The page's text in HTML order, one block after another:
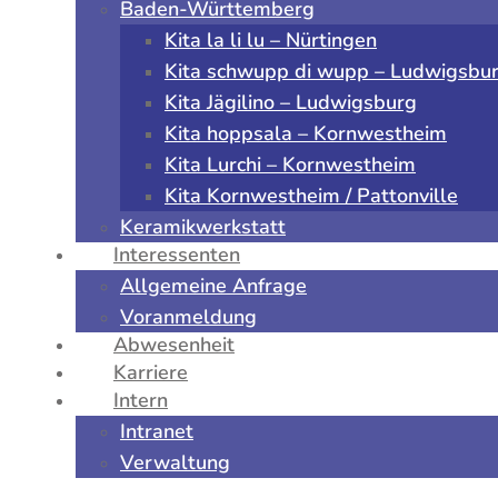
Baden-Württemberg
Kita la li lu – Nürtingen
Kita schwupp di wupp –
Kita Jägilino – Ludwigsburg
Kita hoppsala – Kornwestheim
Kita Lurchi – Kornwestheim
Kita Kornwestheim / Pattonville
Keramikwerkstatt
Interessenten
Allgemeine Anfrage
Voranmeldung
Abwesenheit
Karriere
Intern
Intranet
Verwaltung